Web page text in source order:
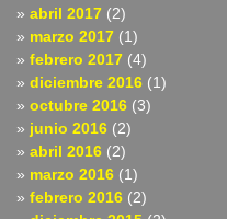
abril 2017 (2)
marzo 2017 (1)
febrero 2017 (4)
diciembre 2016 (1)
octubre 2016 (3)
junio 2016 (2)
abril 2016 (2)
marzo 2016 (1)
febrero 2016 (2)